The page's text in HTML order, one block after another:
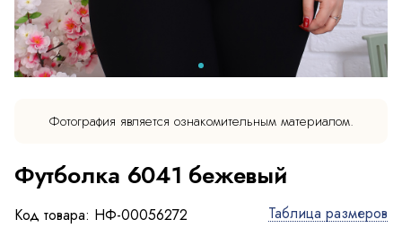
Фотография является ознакомительным материалом.
Футболка 6041 бежевый
Код товара: НФ-00056272 Таблица размеров